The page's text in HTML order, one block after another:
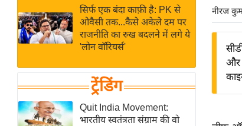
ई-पेपर
मिसाल बेमिसाल
शख्सियत
यंग इंडिया
साहित्य जगत
ऑटो वर्ल्ड
सिर्फ एक बंदा काफ़ी है: PK से
ओवैसी तक...कैसे अकेले दम पर
राजनीति का रुख बदलने में लगे ये
'लोन वॉरियर्स'
ट्रेंडिंग
Quit India Movement:
भारतीय स्वतंत्रता संग्राम की वो
नीरज
और